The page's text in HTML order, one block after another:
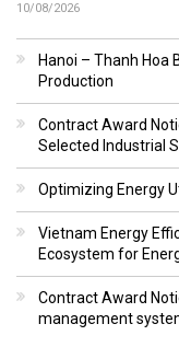
10/08/2026
Hanoi – Thanh Hoa
Production
Contract Award
Selected Industrial
Optimizing Energy
Vietnam Energy
Ecosystem for
Contract Award
management